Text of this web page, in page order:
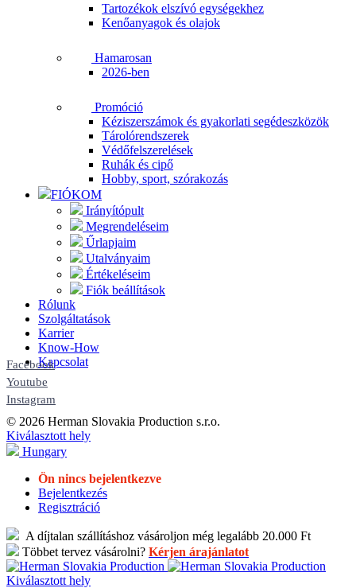
Tartozékok elszívó egységekhez
Kenőanyagok és olajok
Hamarosan
2026-ben
Promóció
Kéziszerszámok és gyakorlati segédeszközök
Tárolórendszerek
Védőfelszerelések
Ruhák és cipő
Hobby, sport, szórakozás
FIÓKOM
Irányítópult
Megrendeléseim
Űrlapjaim
Utalványaim
Értékeléseim
Fiók beállítások
Rólunk
Szolgáltatások
Karrier
Know-How
Kapcsolat
Facebook
Youtube
Instagram
© 2026 Herman Slovakia Production s.r.o.
Kiválasztott hely
Hungary
Ön nincs bejelentkezve
Bejelentkezés
Regisztráció
A díjtalan szállításhoz vásároljon még legalább 20.000 Ft
Többet tervez vásárolni? Kérjen árajánlatot
Kiválasztott hely